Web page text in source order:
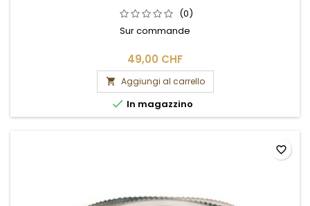
(0)
Sur commande
49,00 CHF
 Aggiungi al carrello
 In magazzino
favorite_border